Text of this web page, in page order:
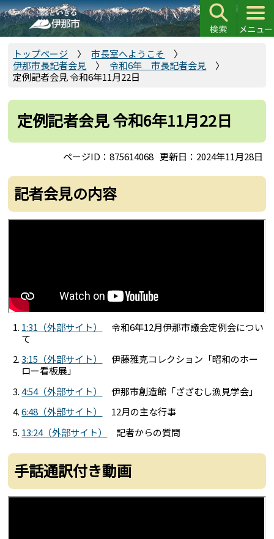
こ
の
ペ
先
トップページ
市長室へようこそ
伊那市長記者会見
令和6年 市長記者会見
定例記者会見 令和6年11月22日
定例記者会見 令和6年11月22日
ページID：875614068 更新日：2024年11月28日
記者会見の内容
1:31（外部サイト）
令和6年12月伊那市議会定例会につい
て
3:15（外部サイト）
伊藤雅克コレクション「昭和のホー
ロー看板展」
4:54（外部サイト）
伊那市創造館「ざざむし漁見学会」
6:48（外部サイト）
12月の主な行事
13:24（外部サイト）
記者からの質問
手話通訳付き動画